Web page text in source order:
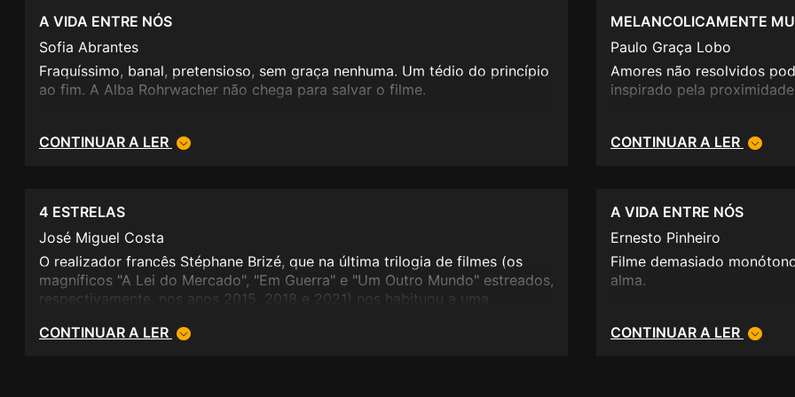
Uma banda sonora
fotografia, um hotel meio
daquilo que está em
predominarem o interior e
transporta para uma
Parabéns ao realizador,
A VIDA ENTRE NÓS
Sofia Abrantes
Fraquíssimo, banal, pretensioso, sem graça nenhuma. Um tédio do princípio
ao fim. A Alba Rohrwacher não chega para salvar o filme.
CONTINUAR A LER
MELANCOLICAMENTE
Paulo Graça Lobo
Amores não resolvidos
inspirado pela
CONTINUAR A LER
4 ESTRELAS
José Miguel Costa
O realizador francês Stéphane Brizé, que na última trilogia de filmes (os
magníficos "A Lei do Mercado", "Em Guerra" e "Um Outro Mundo" estreados,
respectivamente, nos anos 2015, 2018 e 2021) nos habituou a uma
socioeconómicas do impiedoso capitalismo neoliberal no universo laboral,
CONTINUAR A LER
A VIDA ENTRE NÓS
Ernesto Pinheiro
Filme demasiado
alma.
CONTINUAR A LER